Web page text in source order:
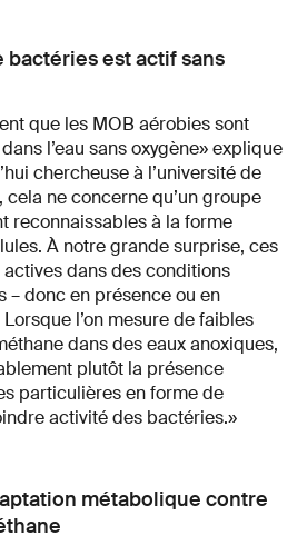
bactéries est actif sans
que les MOB aérobies sont
l’eau sans oxygène» explique
chercheuse à l’université de
cela ne concerne qu’un groupe
reconnaissables à la forme
À notre grande surprise, ces
dans des conditions
– donc en présence ou en
Lorsque l’on mesure de faibles
dans des eaux anoxiques,
plutôt la présence
particulières en forme de
activité des bactéries.»
métabolique contre